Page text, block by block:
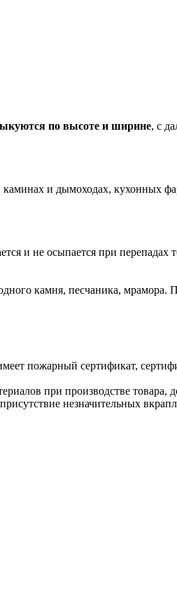
по высоте и ширине, с
и дымоходах, кухонных
и не осыпается при
камня, песчаника, мрамора.
пожарный сертификат,
при производстве товара,
незначительных